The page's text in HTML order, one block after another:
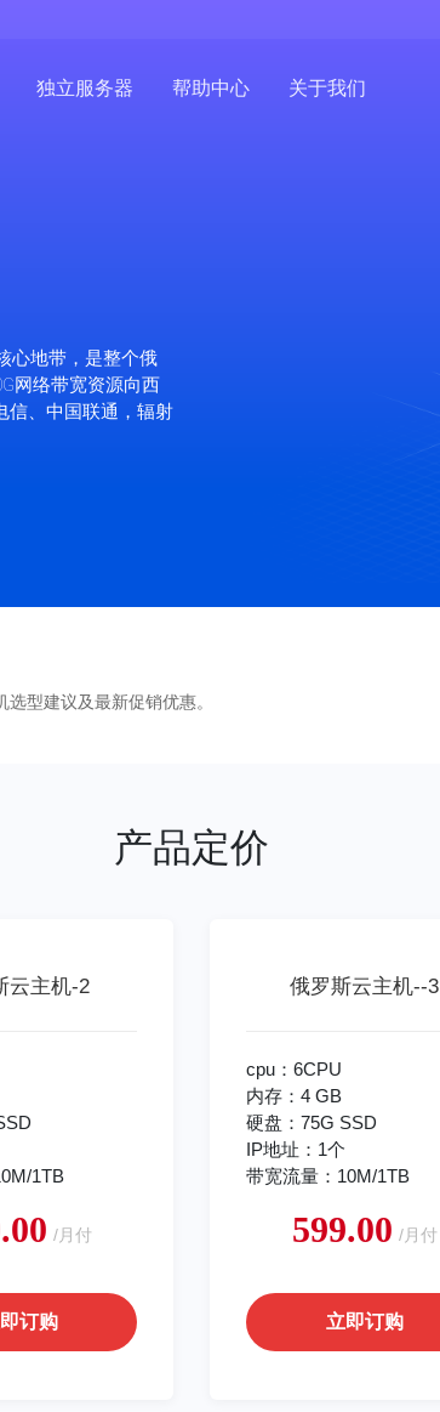
独立服务器 帮助中心 关于我们
心地带，是整个俄
网络带宽资源向西
信、中国联通，辐射
型建议及最新促销优惠。
产品定价
云主机-2
1TB
/月付
订购
俄罗斯云主机--3
cpu：6CPU
内存：4 GB
硬盘：75G SSD
IP地址：1个
带宽流量：10M/1TB
599.00 /月付
立即订购